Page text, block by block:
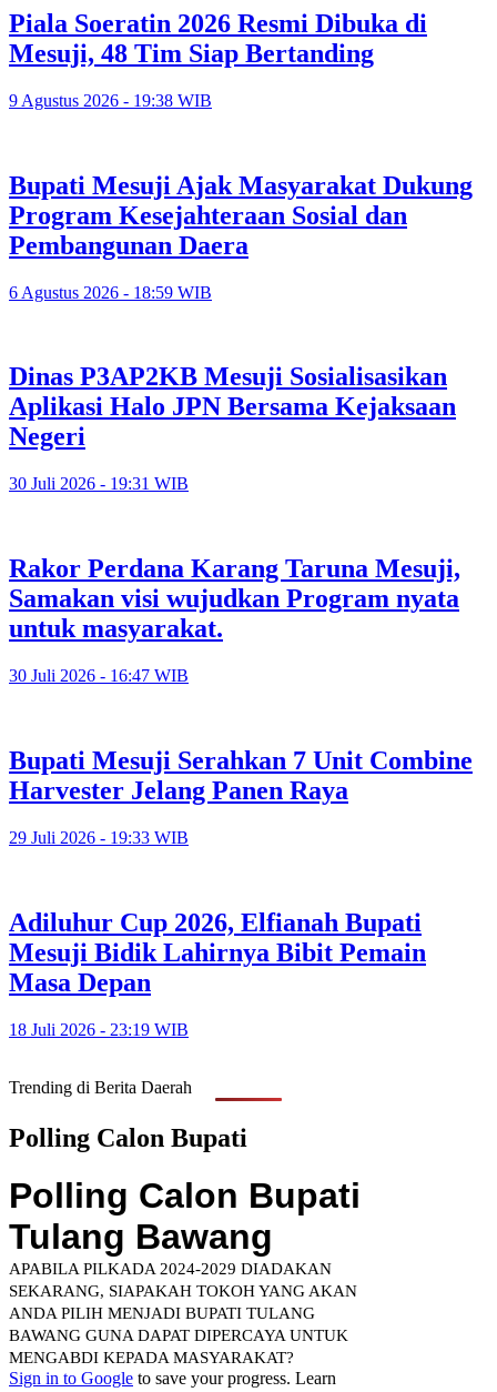
Piala Soeratin 2026 Resmi Dibuka di
Mesuji, 48 Tim Siap Bertanding
9 Agustus 2026 - 19:38 WIB
Bupati Mesuji Ajak Masyarakat Dukung
Program Kesejahteraan Sosial dan
Pembangunan Daera
6 Agustus 2026 - 18:59 WIB
Dinas P3AP2KB Mesuji Sosialisasikan
Aplikasi Halo JPN Bersama Kejaksaan
Negeri
30 Juli 2026 - 19:31 WIB
Rakor Perdana Karang Taruna Mesuji,
Samakan visi wujudkan Program nyata
untuk masyarakat.
30 Juli 2026 - 16:47 WIB
Bupati Mesuji Serahkan 7 Unit Combine
Harvester Jelang Panen Raya
29 Juli 2026 - 19:33 WIB
Adiluhur Cup 2026, Elfianah Bupati
Mesuji Bidik Lahirnya Bibit Pemain
Masa Depan
18 Juli 2026 - 23:19 WIB
Trending di Berita Daerah
Polling Calon Bupati